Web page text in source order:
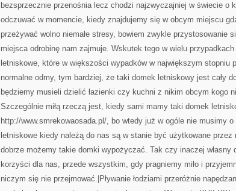
bezsprzecznie przenośnia lecz chodzi najzwyczajniej w świecie o
odczuwać w momencie, kiedy znajdujemy się w obcym miejscu
przeżywać wolno niemałe stresy, bowiem zwykle przystosowanie
miejsca odrobinę nam zajmuje. Wskutek tego w wielu
letniskowe, które w większości wypadków w największym stopniu
normalne odmy, tym bardziej, że taki domek letniskowy jest cały
będziemy musieli dzielić łazienki czy kuchni z nikim obcym kogo
Szczególnie miłą rzeczą jest, kiedy sami mamy taki domek
http://www.smrekowaosada.pl/, bo wtedy już w ogóle nie musimy
letniskowe kiedy należą do nas są w stanie być użytkowane przez
dobrze możemy takie domki wypożyczać. Tak czy inaczej własny
korzyści dla nas, przede wszystkim, gdy pragniemy miło i
niczym się nie przejmować.|Pływanie łodziami przeróżnie